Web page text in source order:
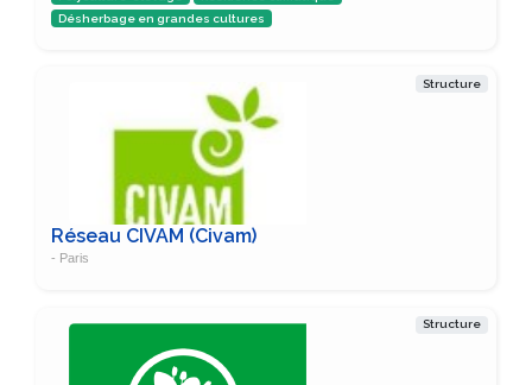
Désherbage en grandes cultures
Structure
Réseau CIVAM (Civam)
- Paris
Structure